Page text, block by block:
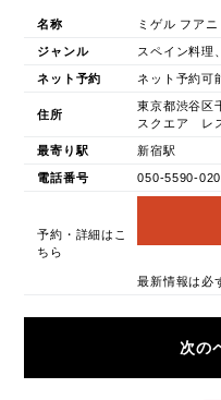
名称 ミゲル フア
ジャンル スペイン料理
ネット予約 ネット予約可
住所
東京都渋谷区
スクエア レ
最寄り駅 新宿駅
電話番号 050-5590-
予約・詳細はこ
ちら
最新情報は必
次の